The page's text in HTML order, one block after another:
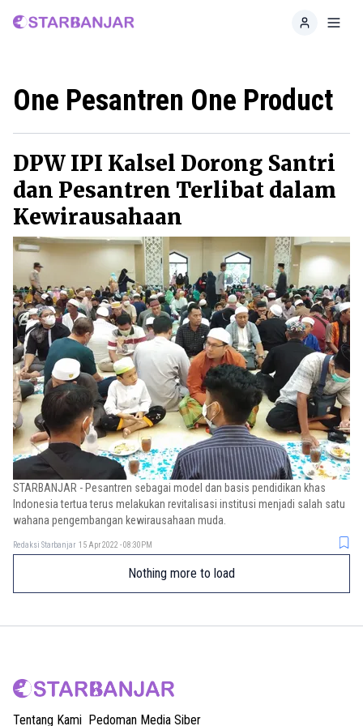
Home
One Pesantren One Product
DPW IPI Kalsel Dorong Santri
dan Pesantren Terlibat dalam
Kewirausahaan
STARBANJAR - Pesantren sebagai model dan basis pendidikan khas
Indonesia tertua terus melakukan revitalisasi institusi menjadi salah satu
wahana pengembangan kewirausahaan muda.
Redaksi Starbanjar 15 Apr 2022 - 08:30PM
Nothing more to load
Tentang Kami Pedoman Media Siber